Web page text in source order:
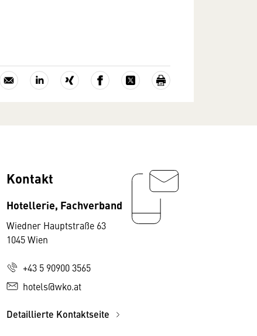
Kontakt
Hotellerie, Fachverband
Wiedner Hauptstraße 63
1045 Wien
+43 5 90900 3565
hotels@wko.at
Detaillierte Kontaktseite